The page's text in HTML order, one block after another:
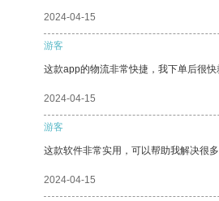
2024-04-15
游客
这款app的物流非常快捷，我下单后很快
2024-04-15
游客
这款软件非常实用，可以帮助我解决很多
2024-04-15